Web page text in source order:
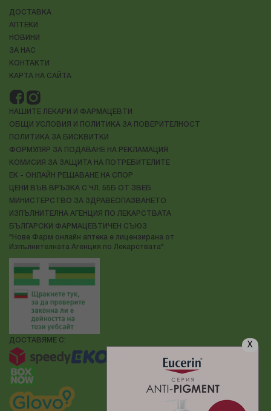
X
ДОСТАВКА
АПТЕКИ
НОВИНИ
ЗА НАС
КОНТАКТИ
КАРТА НА САЙТА
НАШИТЕ ЛЕКАРИ И ФАРМАЦЕВТИ
ОБЩИ УСЛОВИЯ И ПОЛИТИКА ЗА ПОВЕРИТЕЛНОСТ
ПОЛИТИКА ЗА БИСКВИТКИ
ФОРМУЛЯР ЗА ПОДАВАНЕ НА РЕКЛАМАЦИЯ
КОМИСИЯ ЗА ЗАЩИТА НА ПОТРЕБИТЕЛИТЕ
ЕК - ОНЛАЙН РЕШАВАНЕ НА СПОР
ЦЕНИ ВЪВ ВРЪЗКА С ЧЛ. 55Б ОТ ЗВЕБ
МИНИСТЕРСТВО ЗА ЗДРАВЕОПАЗВАНЕТО
ИЗПЪЛНИТЕЛНА АГЕНЦИЯ ПО ЛЕКАРСТВАТА
БЪЛГАРСКИ ФАРМАЦЕВТИЧЕН СЪЮЗ
"Нове Фарм онлайн аптека е лицензирана от
Изпълнителната Агенция по Лекарствата"
ДОСТАВЯМЕ С: